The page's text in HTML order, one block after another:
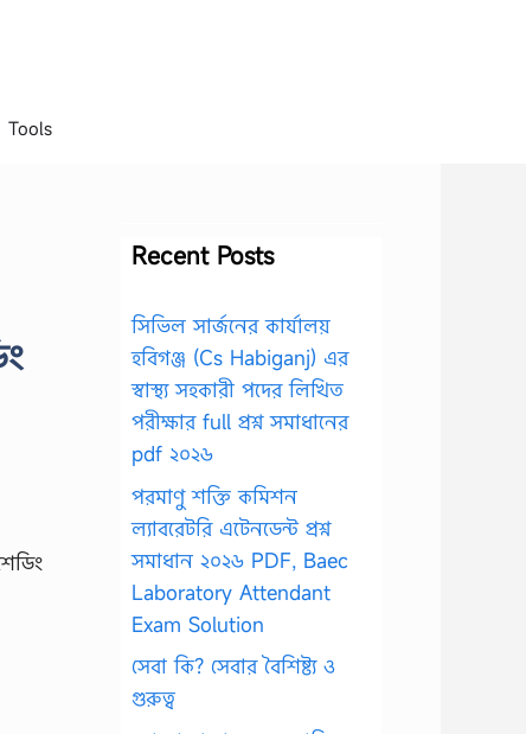
Tools
Recent Posts
সিভিল সার্জনের কার্যালয়
হবিগঞ্জ (Cs Habiganj) এর
স্বাস্থ্য সহকারী পদের লিখিত
পরীক্ষার full প্রশ্ন সমাধানের
pdf ২০২৬
পরমাণু শক্তি কমিশন
ল্যাবরেটরি এটেনডেন্ট প্রশ্ন
সমাধান ২০২৬ PDF, Baec
Laboratory Attendant
Exam Solution
সেবা কি? সেবার বৈশিষ্ট্য ও
গুরুত্ব